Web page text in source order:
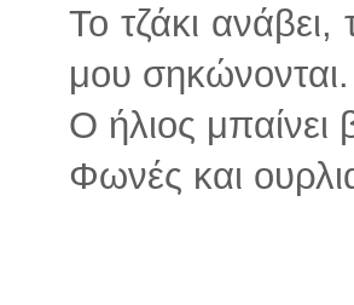
Το τζάκι
μου σηκώνονται.
Ο ήλιος μπαίνει
Φωνές και